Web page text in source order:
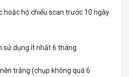
hộ chiếu scan trước 10 ngày
dụng ít nhất 6 tháng
(chụp không quá 6